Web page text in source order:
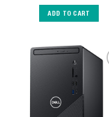
ADD TO CART